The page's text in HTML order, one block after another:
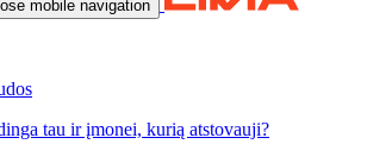
tau ir įmonei, kurią atstovauji?